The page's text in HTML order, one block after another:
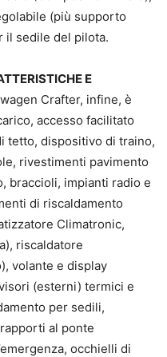
(più supporto
il sedile del pilota.
E
Crafter, infine, è
accesso facilitato
tetto, dispositivo di traino,
rivestimenti pavimento
braccioli, impianti radio e
di riscaldamento
Climatronic,
riscaldatore
volante e display
(esterni) termici e
per sedili,
al ponte
occhielli di